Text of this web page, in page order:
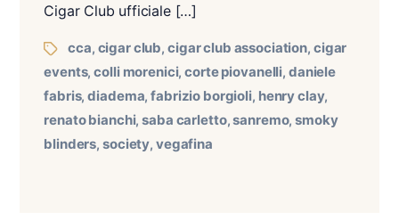
Cigar Club ufficiale […]
cca, cigar club,cigar club association, cigar
events,colli morenici,corte piovanelli, daniele
fabris,diadema,fabrizio borgioli, henry clay,
renato bianchi,saba carletto,sanremo,smoky
blinders,society, vegafina